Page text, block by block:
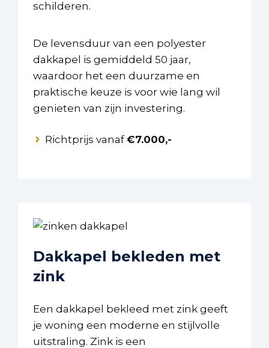
schilderen.
De levensduur van een polyester
dakkapel is gemiddeld 50 jaar,
waardoor het een duurzame en
praktische keuze is voor wie lang wil
genieten van zijn investering.
Richtprijs vanaf€7.000,-
Dakkapel bekleden met
zink
Een dakkapel bekleed met zink geeft
je woning een moderne en stijlvolle
uitstraling. Zink is een